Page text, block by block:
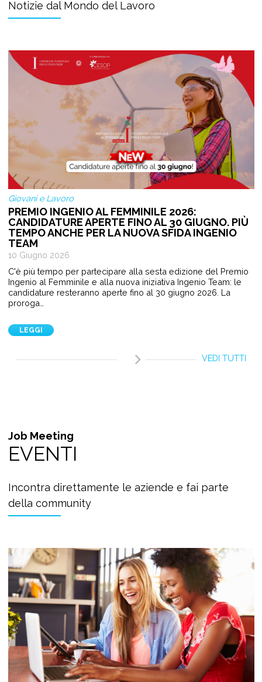
Notizie dal Mondo del Lavoro
Giovani e Lavoro
PREMIO INGENIO AL FEMMINILE 2026:
CANDIDATURE APERTE FINO AL 30 GIUGNO. PIÙ
TEMPO ANCHE PER LA NUOVA SFIDA INGENIO
TEAM
10 Giugno 2026
C'è più tempo per partecipare alla sesta edizione del Premio
Ingenio al Femminile e alla nuova iniziativa Ingenio Team: le
candidature resteranno aperte fino al 30 giugno 2026. La
proroga…
LEGGI
VEDI TUTTI
Job Meeting
EVENTI
Incontra direttamente le aziende e fai parte
della community